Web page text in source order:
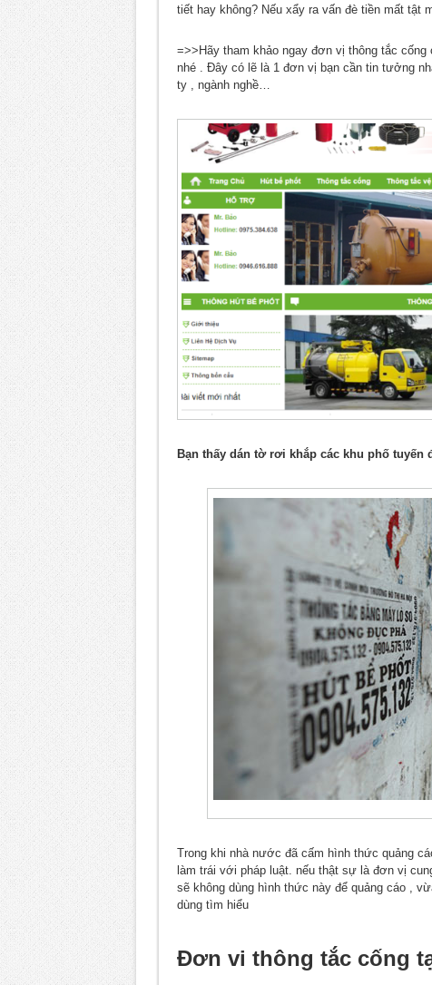
tiết hay không? Nếu xẩy ra vấn đè tiền mất tật
=>>Hãy tham khảo ngay đơn vị thông tắc
nhé . Đây có lẽ là 1 đơn vị bạn cần tin tưởng
ty , ngành nghề…
Bạn thấy dán tờ rơi khắp các khu phố tuyến
Trong khi nhà nước đã cấm hình thức quảng
làm trái với pháp luật. nếu thật sự là đơn vị
sẽ không dùng hình thức này để quảng cáo ,
dùng tìm hiểu
Đơn vi thông tắc cống